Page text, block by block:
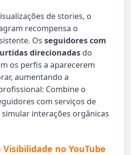
de stories, o
recompensa o
Osseguidores com
direcionadas do
os perfis a aparecerem
aumentando a
Combine o
com serviços de
interações orgânicas
no YouTube